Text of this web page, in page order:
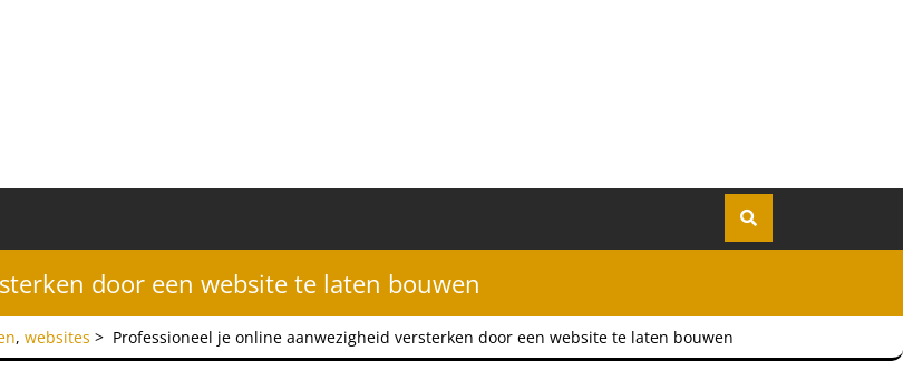
door een website te laten bouwen
, websites > Professioneel je online aanwezigheid versterken door een website te laten bouwen